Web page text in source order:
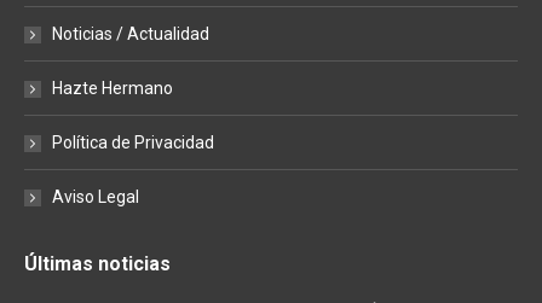
Noticias / Actualidad
Hazte Hermano
Política de Privacidad
Aviso Legal
Últimas noticias